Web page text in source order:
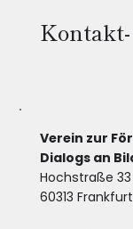
Thema im
Für mich bilden
Begegnungen
und Schülern
Verein zur
Dialogs an
Hochstraße 33
60313